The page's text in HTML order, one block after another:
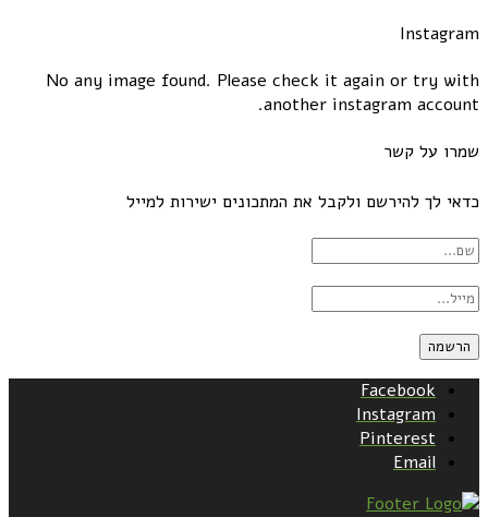
Instagram
No any image found. Please check it again or try with
another instagram account.
שמרו על קשר
כדאי לך להירשם ולקבל את המתכונים ישירות למייל
Facebook
Instagram
Pinterest
Email